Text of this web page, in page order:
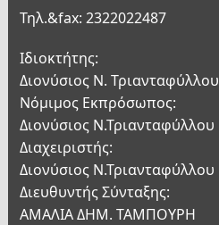
Τηλ.&fax: 2322022487
Ιδιοκτήτης:
Διονύσιος Ν. Τριανταφύλλου
Νόμιμος Εκπρόσωπος:
Διονύσιος Ν.Τριανταφύλλου
Διαχειριστής:
Διονύσιος Ν.Τριανταφύλλου
Διευθυντής Σύνταξης:
ΑΜΑΛΙΑ ΔΗΜ. ΤΑΜΠΟΥΡΗ